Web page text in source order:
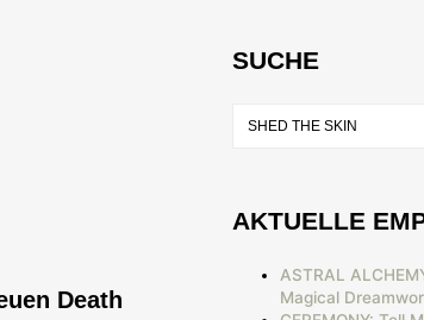
Death
SUCHE
AKTUELLE
ASTRAL
Magical